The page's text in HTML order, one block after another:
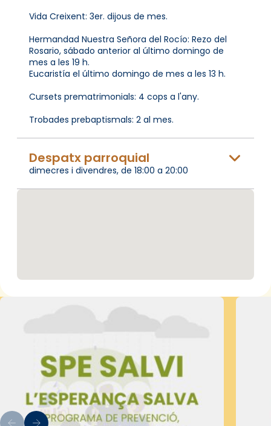
Vida Creixent: 3er. dijous de mes.
Hermandad Nuestra Señora del Rocío: Rezo del
Rosario, sábado anterior al último domingo de
mes a les 19 h.
Eucaristía el último domingo de mes a les 13 h.
Cursets prematrimonials: 4 cops a l'any.
Trobades prebaptismals: 2 al mes.
Despatx parroquial
dimecres i divendres, de 18:00 a 20:00